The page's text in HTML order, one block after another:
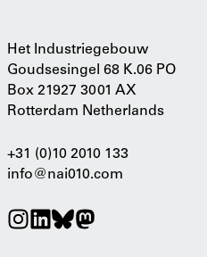
Het Industriegebouw
Goudsesingel 68 K.06 PO
Box 21927 3001 AX
Rotterdam Netherlands
+31 (0)10 2010 133
info@nai010.com